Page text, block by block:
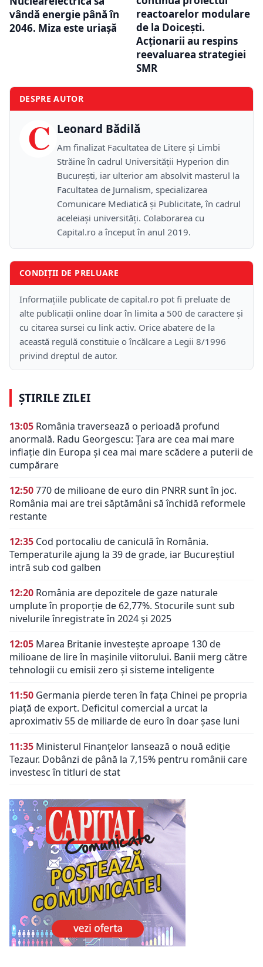
vândă energie până în
2046. Miza este uriașă
reactoarelor modulare
de la Doicești.
Acționarii au respins
reevaluarea strategiei
SMR
DESPRE AUTOR
C Leonard Bădilă
Am finalizat Facultatea de Litere și Limbi
Străine în cadrul Universității Hyperion din
București, iar ulterior am absolvit masterul la
Facultatea de Jurnalism, specializarea
Comunicare Mediatică și Publicitate, în cadrul
aceleiași universități. Colaborarea cu
Capital.ro a început în anul 2019.
CONDIȚII DE PRELUARE
Informațiile publicate de capital.ro pot fi preluate de
alte publicații online doar în limita a 500 de caractere și
cu citarea sursei cu link activ. Orice abatere de la
această regulă constituie o încălcare a Legii 8/1996
privind dreptul de autor.
ȘTIRILE ZILEI
13:05 România traversează o perioadă profund
anormală. Radu Georgescu: Țara are cea mai mare
inflație din Europa și cea mai mare scădere a puterii de
cumpărare
12:50770 de milioane de euro din PNRR sunt în joc.
România mai are trei săptămâni să închidă reformele
restante
12:35 Cod portocaliu de caniculă în România.
Temperaturile ajung la 39 de grade, iar Bucureștiul
intră sub cod galben
12:20 România are depozitele de gaze naturale
umplute în proporție de 62,77%. Stocurile sunt sub
nivelurile înregistrate în 2024 și 2025
12:05 Marea Britanie investește aproape 130 de
milioane de lire în mașinile viitorului. Banii merg către
tehnologii cu emisii zero și sisteme inteligente
11:50 Germania pierde teren în fața Chinei pe propria
piață de export. Deficitul comercial a urcat la
aproximativ 55 de miliarde de euro în doar șase luni
11:35 Ministerul Finanțelor lansează o nouă ediție
Tezaur. Dobânzi de până la 7,15% pentru românii care
investesc în titluri de stat